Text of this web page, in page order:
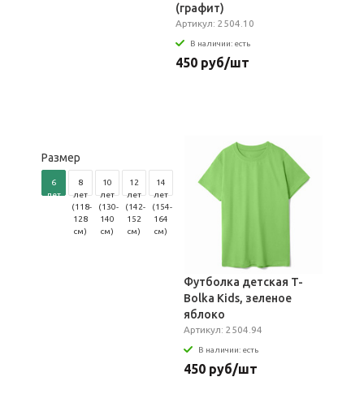
(графит)
Артикул: 2504.10
В наличии: есть
450 руб/шт
Размер
6
лет
8
лет
(118-
128
см)
10
лет
(130-
140
см)
12
лет
(142-
152
см)
14
лет
(154-
164
см)
Футболка детская T-
Bolka Kids, зеленое
яблоко
Артикул: 2504.94
В наличии: есть
450 руб/шт